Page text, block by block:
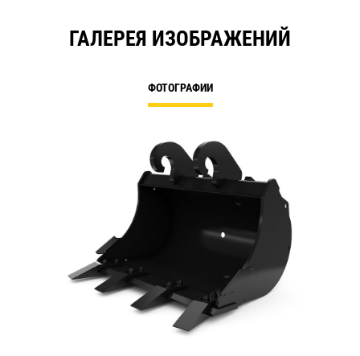
ГАЛЕРЕЯ ИЗОБРАЖЕНИЙ
ФОТОГРАФИИ